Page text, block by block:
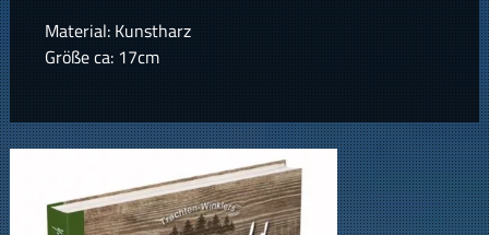
Material: Kunstharz
Größe ca: 17cm